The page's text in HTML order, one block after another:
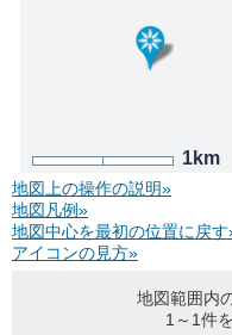
1km
地図上の操作の説明»
地図凡例»
地図中心を最初の位置に戻す
アイコンの見方»
地図範囲内
1～1件